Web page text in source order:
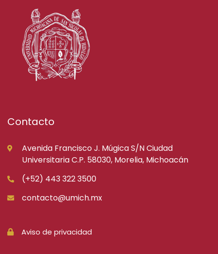
Contacto
Avenida Francisco J. Múgica S/N Ciudad
Universitaria C.P. 58030, Morelia, Michoacán
(+52) 443 322 3500
contacto@umich.mx
Aviso de privacidad